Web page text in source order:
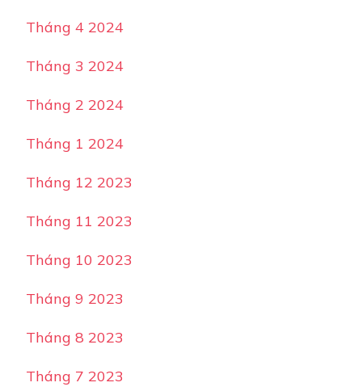
Tháng 4 2024
Tháng 3 2024
Tháng 2 2024
Tháng 1 2024
Tháng 12 2023
Tháng 11 2023
Tháng 10 2023
Tháng 9 2023
Tháng 8 2023
Tháng 7 2023